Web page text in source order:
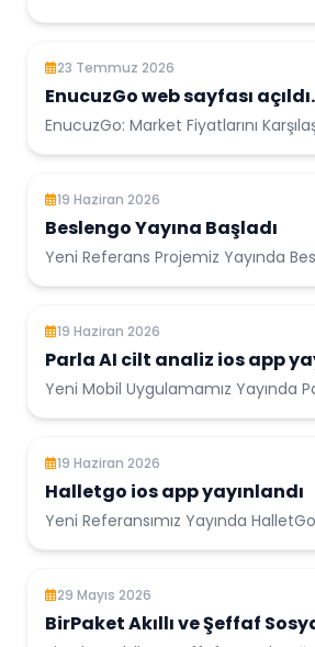
23 Temmuz 2026
EnucuzGo web sayfası açıldı.
EnucuzGo: Market Fiyatlarını
19 Haziran 2026
Beslengo Yayına Başladı
Yeni Referans Projemiz Yayında Beslengo Online
19 Haziran 2026
Parla AI cilt analiz ios app
Yeni Mobil Uygulamamız Yayında Parla AI App
19 Haziran 2026
Halletgo ios app yayınlandı
Yeni Referansımız Yayında HalletGo Mobil
29 Mayıs 2026
BirPaket Akıllı ve Şeffaf Sosyal Dağıtım